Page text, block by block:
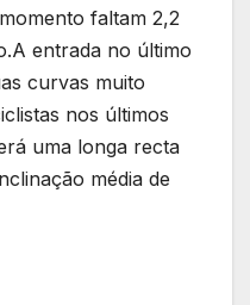
faltam 2,2
entrada no último
curvas muito
nos últimos
uma longa recta
média de